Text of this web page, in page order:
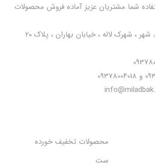
شما مشتریان عزیز آماده فروش محصولات
آدرس: تهران ، شاهد شهر ، شهرک لاله ، خیابان بهاران ، پلاک ۲۰
محصولات تخفیف خورده
ست